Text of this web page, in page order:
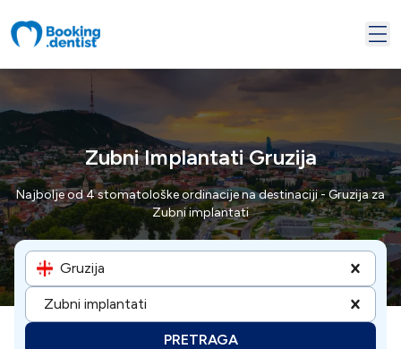
Zubni Implantati Gruzija
Najbolje od 4 stomatološke ordinacije na destinaciji - Gruzija za
Zubni implantati
Gruzija
Zubni implantati
PRETRAGA